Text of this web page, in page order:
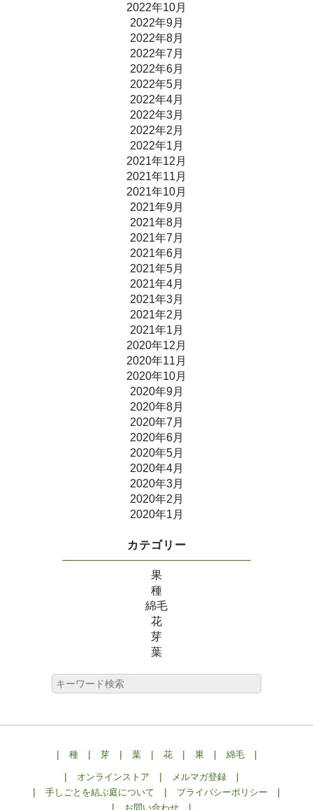
2022年10月
2022年9月
2022年8月
2022年7月
2022年6月
2022年5月
2022年4月
2022年3月
2022年2月
2022年1月
2021年12月
2021年11月
2021年10月
2021年9月
2021年8月
2021年7月
2021年6月
2021年5月
2021年4月
2021年3月
2021年2月
2021年1月
2020年12月
2020年11月
2020年10月
2020年9月
2020年8月
2020年7月
2020年6月
2020年5月
2020年4月
2020年3月
2020年2月
2020年1月
カテゴリー
果
種
綿毛
花
芽
葉
| 種| 芽| 葉| 花| 果| 綿毛|
| オンラインストア | メルマガ登録 |
| 手しごとを結ぶ庭について | プライバシーポリシー |
| お問い合わせ |